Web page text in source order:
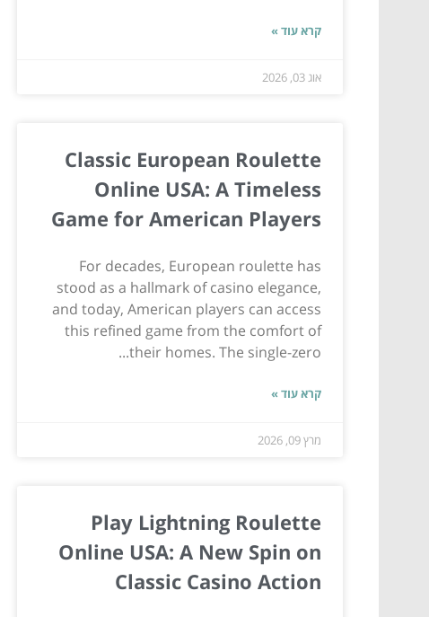
קרא עוד »
אוג 03, 2026
Classic European Roulette
Online USA: A Timeless
Game for American Players
For decades, European roulette has
stood as a hallmark of casino elegance,
and today, American players can access
this refined game from the comfort of
their homes. The single-zero...
קרא עוד »
מרץ 09, 2026
Play Lightning Roulette
Online USA: A New Spin on
Classic Casino Action